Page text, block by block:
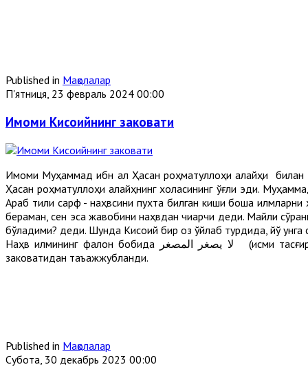
Published in Мақолалар
П'ятниця, 23 февраль 2024 00:00
Имоми Кисоийнинг заковати
Имоми Муҳаммад ибн ал Ҳасан роҳматуллоҳи алайҳи
Ҳасан роҳматуллоҳи алайҳнинг холасининг ўғли эди.
Араб тили сарф - наҳвсини пухта билган киши бошқа
бераман, сен эса жавобини наҳвдан чиқарчи деди. Майли
бўладими? деди. Шунда Кисоий бир оз ўйлаб турдида, йўқ
Наҳв илмининг фалон бобида لا يصغر المصغر (исми тасғир қайта яна тасғир қилинмайди ) дейилган, деб жавоб берди. Имоми Муҳаммад роҳматуллоҳи алайҳи уни
заковатидан таъажжубланди.
Published in Мақолалар
Субота, 30 декабрь 2023 00:00